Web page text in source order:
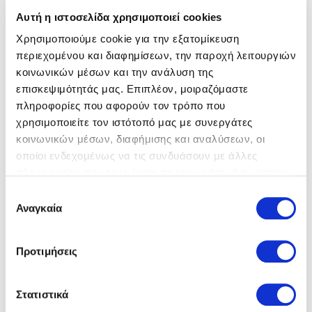
Αυτή η ιστοσελίδα χρησιμοποιεί cookies
Χρησιμοποιούμε cookie για την εξατομίκευση
περιεχομένου και διαφημίσεων, την παροχή λειτουργιών
κοινωνικών μέσων και την ανάλυση της
επισκεψιμότητάς μας. Επιπλέον, μοιραζόμαστε
πληροφορίες που αφορούν τον τρόπο που
χρησιμοποιείτε τον ιστότοπό μας με συνεργάτες
κοινωνικών μέσων, διαφήμισης και αναλύσεων, οι
οποίοι ενδεχομένως να τις συνδυάσουν με άλλες
των υπηρεσιών τους.
συγκατάθεσης
Αναγκαία
Προτιμήσεις
Στατιστικά
Ημερομηνία (μέρα/μήνας/έτος) & 'Ωρα
31/07/2026 - 11:53
Στοιχεία Υποβολής
Καλέστε μας για πληροφορίες σχετικά με την υποβολή των
προτάσεων σας:
Πληροφορίες:
Νικολακόπουλος Γιώργος (τηλ.
Ηλεκτρονικό Ταχυδρομείο στις
και S.Mantzoraki@ppcgroup.com